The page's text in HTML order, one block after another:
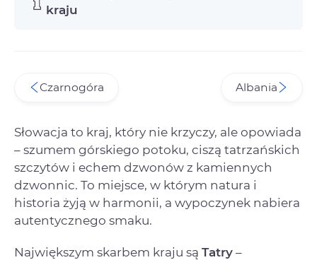
kraju
Czarnogóra Albania
Słowacja to kraj, który nie krzyczy, ale opowiada
– szumem górskiego potoku, ciszą tatrzańskich
szczytów i echem dzwonów z kamiennych
dzwonnic. To miejsce, w którym natura i
historia żyją w harmonii, a wypoczynek nabiera
autentycznego smaku.
Największym skarbem kraju są Tatry –